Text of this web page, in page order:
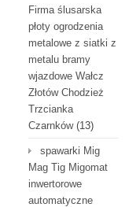
Firma ślusarska
płoty ogrodzenia
metalowe z siatki z
metalu bramy
wjazdowe Wałcz
Złotów Chodzież
Trzcianka
Czarnków(13)
spawarki Mig
Mag Tig Migomat
inwertorowe
automatyczne